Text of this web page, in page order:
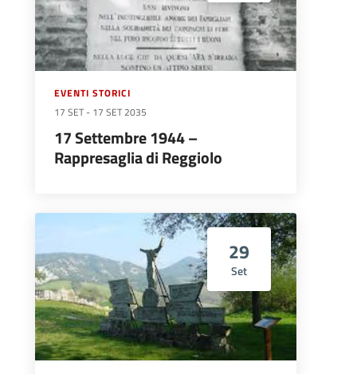
EVENTI STORICI
17 SET - 17 SET 2035
17 Settembre 1944 –
Rappresaglia di Reggiolo
29
Set